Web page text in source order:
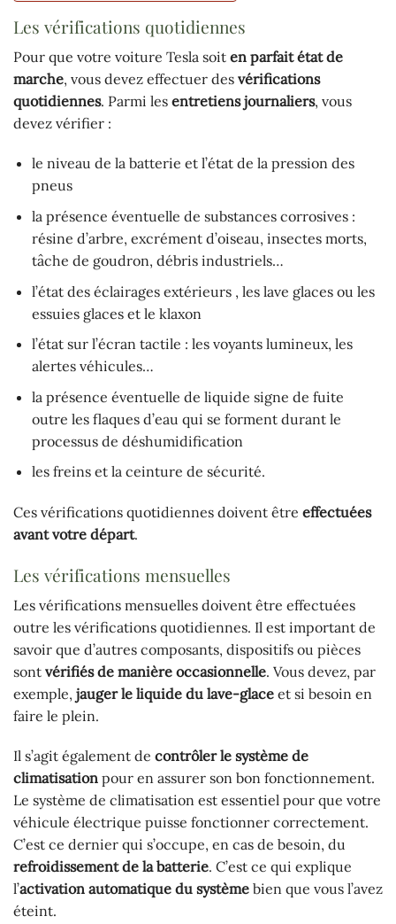
Les vérifications quotidiennes
Pour que votre voiture Tesla soit en parfait état de
marche, vous devez effectuer des vérifications
quotidiennes. Parmi les entretiens journaliers, vous
devez vérifier :
le niveau de la batterie et l’état de la pression des
pneus
la présence éventuelle de substances corrosives :
résine d’arbre, excrément d’oiseau, insectes morts,
tâche de goudron, débris industriels…
l’état des éclairages extérieurs , les lave glaces ou les
essuies glaces et le klaxon
l’état sur l’écran tactile : les voyants lumineux, les
alertes véhicules…
la présence éventuelle de liquide signe de fuite
outre les flaques d’eau qui se forment durant le
processus de déshumidification
les freins et la ceinture de sécurité.
Ces vérifications quotidiennes doivent être effectuées
avant votre départ.
Les vérifications mensuelles
Les vérifications mensuelles doivent être effectuées
outre les vérifications quotidiennes. Il est important de
savoir que d’autres composants, dispositifs ou pièces
sont vérifiés de manière occasionnelle. Vous devez, par
exemple, jauger le liquide du lave-glace et si besoin en
faire le plein.
Il s’agit également de contrôler le système de
climatisation pour en assurer son bon fonctionnement.
Le système de climatisation est essentiel pour que votre
véhicule électrique puisse fonctionner correctement.
C’est ce dernier qui s’occupe, en cas de besoin, du
refroidissement de la batterie. C’est ce qui explique
l’activation automatique du système bien que vous l’avez
éteint.